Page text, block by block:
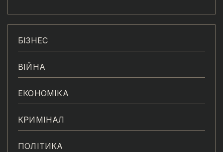
БІЗНЕС
ВІЙНА
ЕКОНОМІКА
КРИМІНАЛ
ПОЛІТИКА